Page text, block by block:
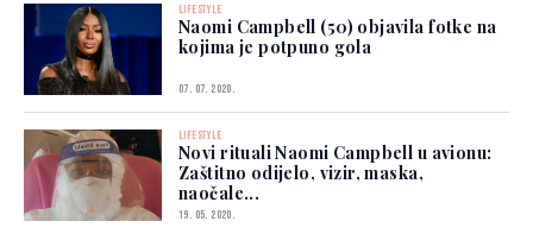
LIFESTYLE
Naomi Campbell (50) objavila fotke na
kojima je potpuno gola
07. 07. 2020.
LIFESTYLE
Novi rituali Naomi Campbell u avionu:
Zaštitno odijelo, vizir, maska,
naočale...
19. 05. 2020.